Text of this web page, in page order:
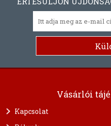
Vásárlói
Kapcsolat